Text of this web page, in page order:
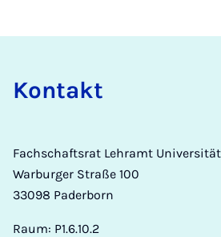
Kon­takt
Fachschaftsrat Lehramt
Warburger Straße 100
33098 Paderborn
Raum: P1.6.10.2